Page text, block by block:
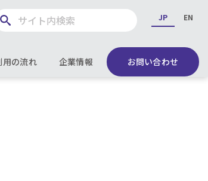
JP EN
用の流れ 企業情報 お問い合わせ